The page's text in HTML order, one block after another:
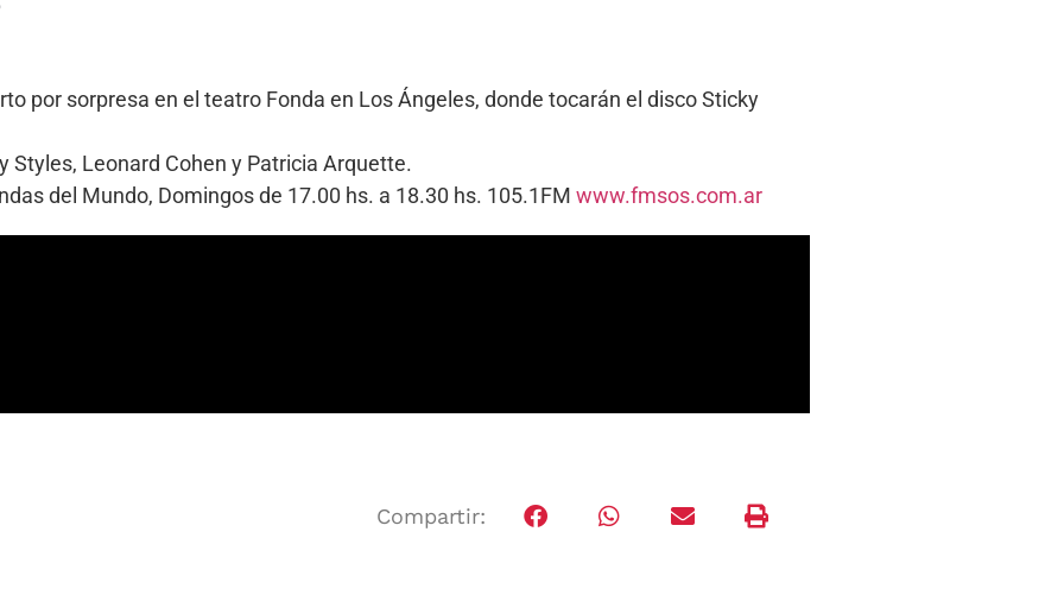
por sorpresa en el teatro Fonda en Los Ángeles, donde tocarán el disco Sticky
Styles, Leonard Cohen y Patricia Arquette.
del Mundo, Domingos de 17.00 hs. a 18.30 hs. 105.1FM www.fmsos.com.ar
Compartir: